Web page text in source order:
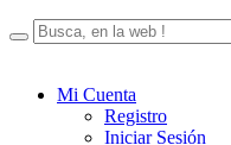
Mi Cuenta
Registro
Iniciar Sesión